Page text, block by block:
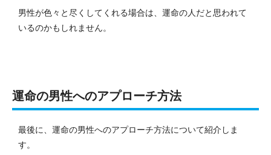
男性が色々と尽くしてくれる場合は、運命の人だと思われて
いるのかもしれません。
運命の男性へのアプローチ方法
最後に、運命の男性へのアプローチ方法について紹介しま
す。